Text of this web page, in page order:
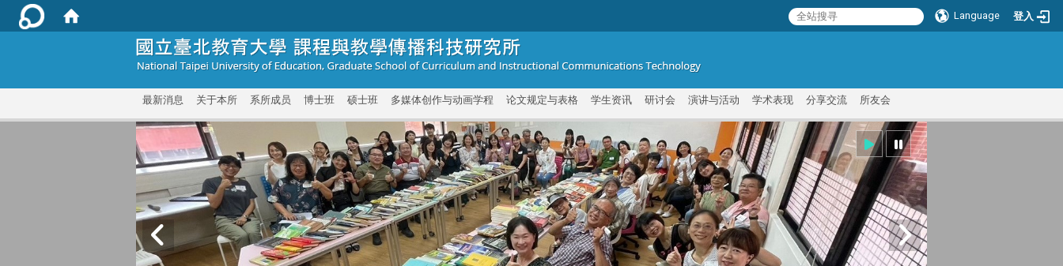
Language 登入
最新消息 关于本所 系所成员 博士班 硕士班 多媒体创作与动画学程 论文规定与表格 学生资讯 研讨会 演讲与活动 学术表现 分享交流 所友会